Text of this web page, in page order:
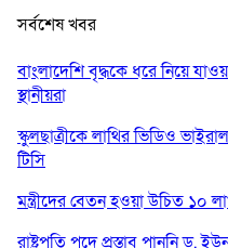
সর্বশেষ খবর
বাংলাদেশি বৃদ্ধকে ধরে নিয়ে
স্থানীয়রা
স্কুলছাত্রীকে লাথির ভিডিও
টিসি
মন্ত্রীদের বেতন হওয়া উচিত
রাষ্ট্রপতি পদে প্রস্তাব পাননি ড.